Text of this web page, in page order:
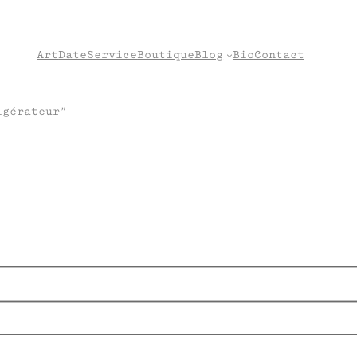
ArtDateServiceBoutiqueBlog BioContact